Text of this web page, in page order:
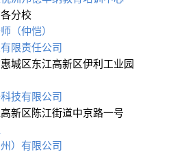
分校
（仲恺）
限责任公司
城区东江高新区伊利工业园
技有限公司
新区陈江街道中京路一号
）有限公司